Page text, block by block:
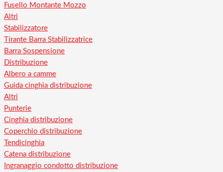
Fusello Montante Mozzo
Altri
Stabilizzatore
Tirante Barra Stabilizzatrice
Barra Sospensione
Distribuzione
Albero a camme
Guida cinghia distribuzione
Altri
Punterie
Cinghia distribuzione
Coperchio distribuzione
Tendicinghia
Catena distribuzione
Ingranaggio condotto distribuzione